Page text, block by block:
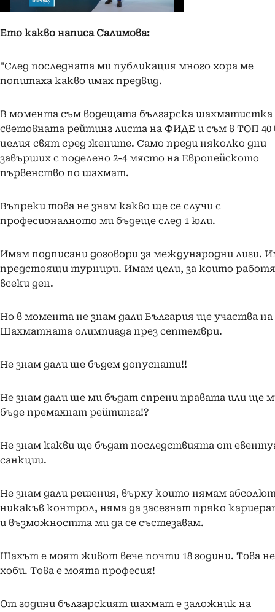
Ето какво написа Салимова:
"След последната ми публикация много хора ме
попитаха какво имах предвид.
В момента съм водещата българска шахматистка
световната рейтинг листа на ФИДЕ и съм в ТОП 40
целия свят сред жените. Само преди няколко дни
завърших с поделено 2-4 място на Европейското
първенство по шахмат.
Въпреки това не знам какво ще се случи с
професионалното ми бъдеще след 1 юли.
Имам подписани договори за международни лиги.
предстоящи турнири. Имам цели, за които работя
всеки ден.
Но в момента не знам дали България ще участва на
Шахматната олимпиада през септември.
Не знам дали ще бъдем допуснати!!
Не знам дали ще ми бъдат спрени правата или ще
бъде премахнат рейтинга!?
Не знам какви ще бъдат последствията от
санкции.
Не знам дали решения, върху които нямам
никакъв контрол, няма да засегнат пряко
и възможността ми да се състезавам.
Шахът е моят живот вече почти 18 години. Това
хоби. Това е моята професия!
От години българският шахмат е заложник на